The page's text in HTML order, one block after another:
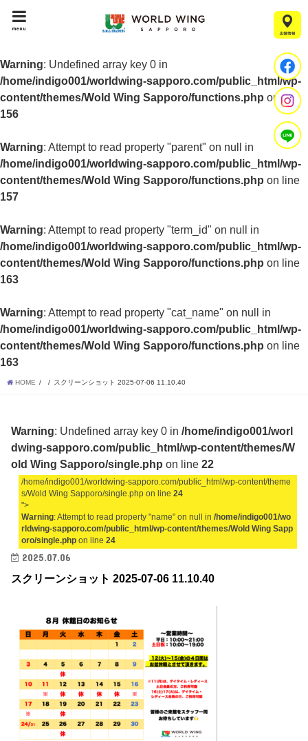
menu
Warning: Undefined array key 0 in
/home/indigo001/worldwing-sapporo.com/public_html/wp-
content/themes/Wold Wing Sapporo/functions.php on line
156
Warning: Attempt to read property "parent" on null in
/home/indigo001/worldwing-sapporo.com/public_html/wp-
content/themes/Wold Wing Sapporo/functions.php on line
157
Warning: Attempt to read property "term_id" on null in
/home/indigo001/worldwing-sapporo.com/public_html/wp-
content/themes/Wold Wing Sapporo/functions.php on line
163
Warning: Attempt to read property "cat_name" on null in
/home/indigo001/worldwing-sapporo.com/public_html/wp-
content/themes/Wold Wing Sapporo/functions.php on line
163
HOME スクリーンショット 2025-07-06 11.10.40
Warning: Undefined array key 0 in/home/indigo001/worl
dwing-sapporo.com/public_html/wp-content/themes/W
old Wing Sapporo/single.php on line22
/home/indigo001/worldwing-sapporo.com/public_html/wp-content/theme
s/Wold Wing Sapporo/single.php on line24
">
Warning: Attempt to read property "name" on null in/home/indigo001/wo
rldwing-sapporo.com/public_html/wp-content/themes/Wold Wing Sapp
oro/single.php on line24
2025.07.06
スクリーンショット 2025-07-06 11.10.40